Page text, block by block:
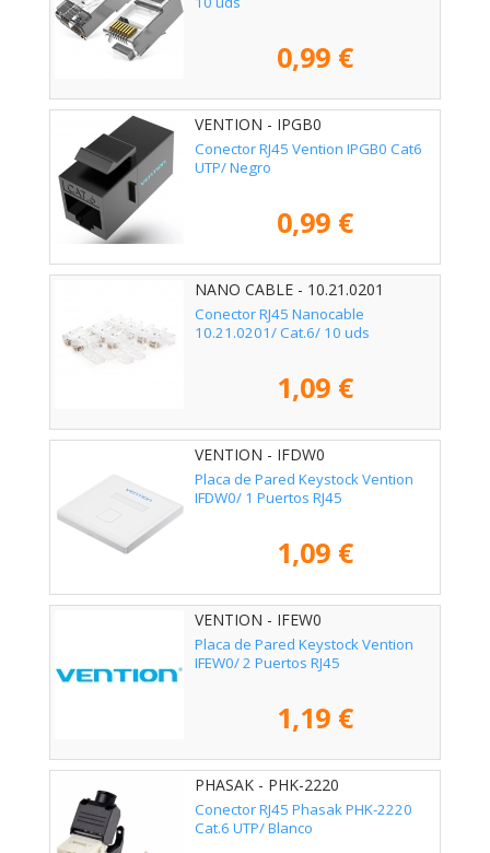
0,99 €
VENTION - IPGB0
Conector RJ45 Vention IPGB0 Cat6
UTP/ Negro
0,99 €
NANO CABLE - 10.21.0201
Conector RJ45 Nanocable
10.21.0201/ Cat.6/ 10 uds
1,09 €
VENTION - IFDW0
Placa de Pared Keystock Vention
IFDW0/ 1 Puertos RJ45
1,09 €
VENTION - IFEW0
Placa de Pared Keystock Vention
IFEW0/ 2 Puertos RJ45
1,19 €
PHASAK - PHK-2220
Conector RJ45 Phasak PHK-2220
Cat.6 UTP/ Blanco